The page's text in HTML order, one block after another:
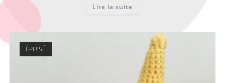
Lire la suite
ÉPUISÉ